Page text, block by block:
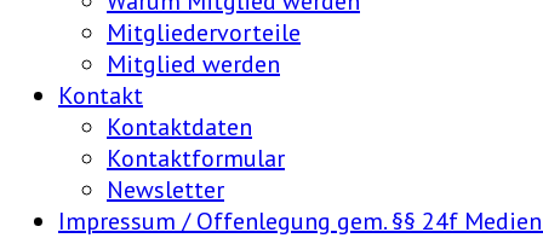
Mitgliedervorteile
Mitglied werden
Kontakt
Kontaktdaten
Kontaktformular
Newsletter
Impressum / Offenlegung gem. §§ 24f